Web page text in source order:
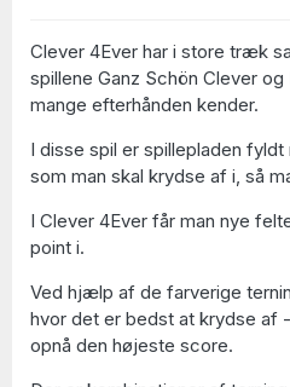
Clever 4Ever har i store træk
spillene Ganz Schön Clever
mange efterhånden kender.
I disse spil er spillepladen
som man skal krydse af i, så
I Clever 4Ever får man nye
point i.
Ved hjælp af de farverige
hvor det er bedst at krydse
opnå den højeste score.